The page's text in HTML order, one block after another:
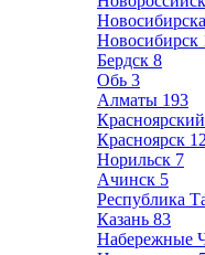
Новосибирск
Бердск 8
Обь 3
Алматы 193
Красноярск
Норильск 7
Ачинск 5
Республика
Казань 83
Набережные